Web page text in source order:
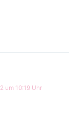
um 10:19 Uhr